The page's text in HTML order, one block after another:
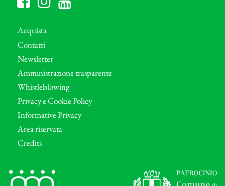
Acquista
Contatti
Newsletter
Amministrazione trasparente
Whistleblowing
Privacy e Cookie Policy
Informative Privacy
Area riservata
Credits